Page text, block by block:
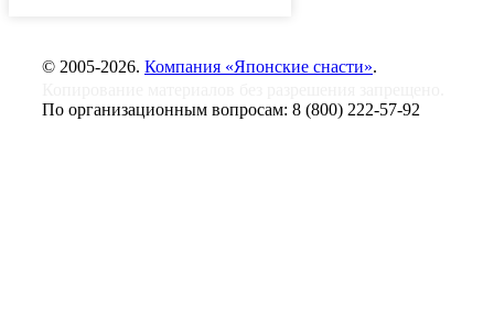
© 2005-2026. Компания «Японские снасти».
По организационным вопросам: 8 (800) 222-57-92